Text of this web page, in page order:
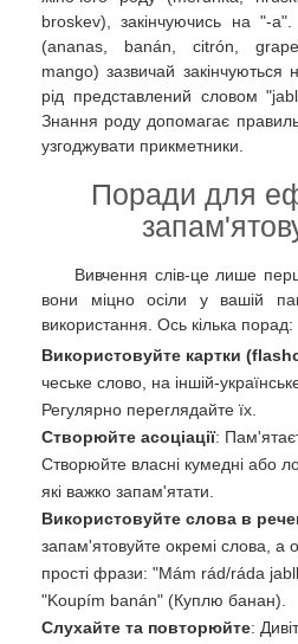
broskev), закінчуючись на "-
(ananas, banán, citrón,
mango) зазвичай закінчуються
рід представлений словом
Знання роду допомагає
узгоджувати прикметники.
Поради для
Вивчення слів-це лише
вони міцно осіли у вашій
використання. Ось кілька порад:
Використовуйте картки
чеське слово, на іншій-
Регулярно переглядайте їх.
Створюйте асоціації:
Створюйте власні кумедні або
які важко запам'ятати.
Використовуйте слова в
запам'ятовуйте окремі слова, а
прості фрази: "Mám rád/ráda
"Koupím banán" (Куплю банан).
Слухайте та повторюйте: